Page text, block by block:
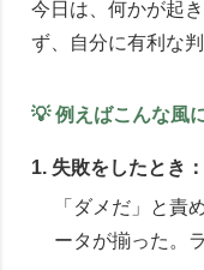
今日は、何かが起
ず、自分に有利な
💡 例えばこんな風
1. 失敗をしたとき：
「ダメだ」と責
ータが揃った。